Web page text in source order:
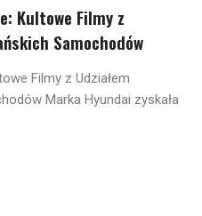
Kultowe Filmy z
Samochodów
Filmy z Udziałem
Marka Hyundai zyskała